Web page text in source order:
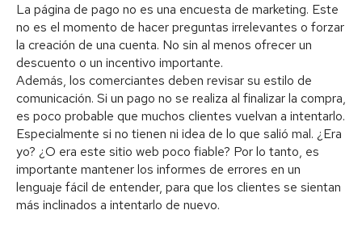
La página de pago no es una encuesta de marketing. Este
no es el momento de hacer preguntas irrelevantes o forzar
la creación de una cuenta. No sin al menos ofrecer un
descuento o un incentivo importante.
Además, los comerciantes deben revisar su estilo de
comunicación. Si un pago no se realiza al finalizar la compra,
es poco probable que muchos clientes vuelvan a intentarlo.
Especialmente si no tienen ni idea de lo que salió mal. ¿Era
yo? ¿O era este sitio web poco fiable? Por lo tanto, es
importante mantener los informes de errores en un
lenguaje fácil de entender, para que los clientes se sientan
más inclinados a intentarlo de nuevo.